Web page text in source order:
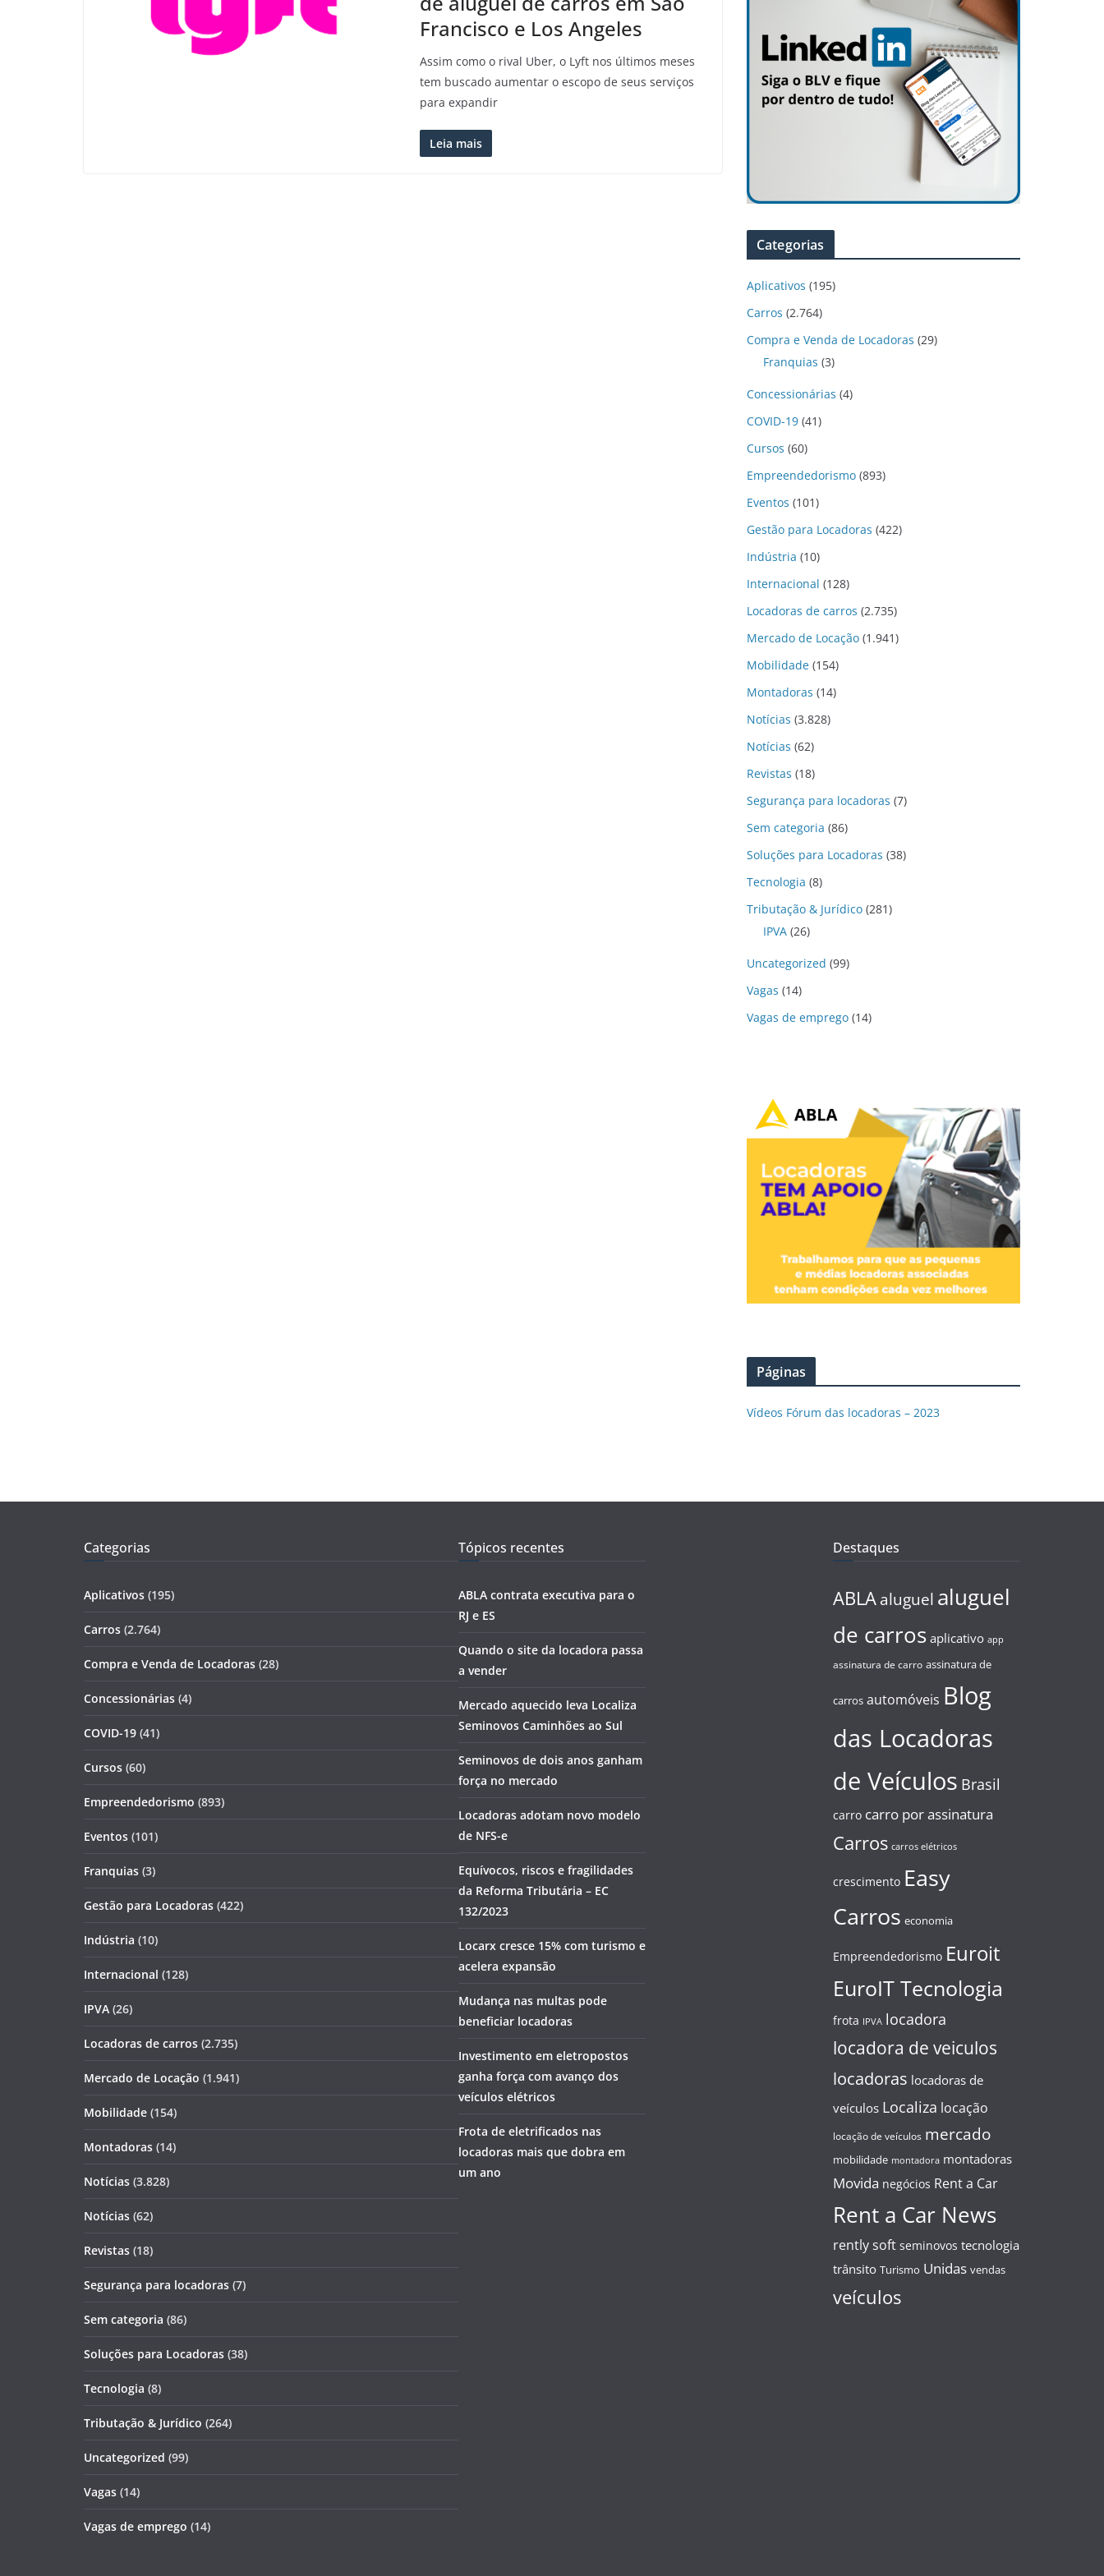
Francisco e Los Angeles
Assim como o rival Uber, o Lyft nos últimos meses
tem buscado aumentar o escopo de seus serviços
para expandir
Leia mais
Categorias
Aplicativos (195)
Carros (2.764)
Compra e Venda de Locadoras (29)
Franquias (3)
Concessionárias (4)
COVID-19 (41)
Cursos (60)
Empreendedorismo (893)
Eventos (101)
Gestão para Locadoras (422)
Indústria (10)
Internacional (128)
Locadoras de carros (2.735)
Mercado de Locação (1.941)
Mobilidade (154)
Montadoras (14)
Notícias (3.828)
Notícias (62)
Revistas (18)
Segurança para locadoras (7)
Sem categoria (86)
Soluções para Locadoras (38)
Tecnologia (8)
Tributação & Jurídico (281)
IPVA (26)
Uncategorized (99)
Vagas (14)
Vagas de emprego (14)
Páginas
Vídeos Fórum das locadoras – 2023
Categorias
Aplicativos (195)
Carros (2.764)
Compra e Venda de Locadoras (28)
Concessionárias (4)
COVID-19 (41)
Cursos (60)
Empreendedorismo (893)
Eventos (101)
Franquias (3)
Gestão para Locadoras (422)
Indústria (10)
Internacional (128)
IPVA (26)
Locadoras de carros (2.735)
Mercado de Locação (1.941)
Mobilidade (154)
Montadoras (14)
Notícias (3.828)
Notícias (62)
Revistas (18)
Segurança para locadoras (7)
Sem categoria (86)
Soluções para Locadoras (38)
Tecnologia (8)
Tributação & Jurídico (264)
Uncategorized (99)
Vagas (14)
Vagas de emprego (14)
Tópicos recentes
ABLA contrata executiva para o
RJ e ES
Quando o site da locadora passa
a vender
Mercado aquecido leva Localiza
Seminovos Caminhões ao Sul
Seminovos de dois anos ganham
força no mercado
Locadoras adotam novo modelo
de NFS-e
Equívocos, riscos e fragilidades
da Reforma Tributária – EC
132/2023
Locarx cresce 15% com turismo e
acelera expansão
Mudança nas multas pode
beneficiar locadoras
Investimento em eletropostos
ganha força com avanço dos
veículos elétricos
Frota de eletrificados nas
locadoras mais que dobra em
um ano
Destaques
ABLA aluguel aluguel
de carros aplicativo app
assinatura de carro assinatura de
carros automóveis Blog
das Locadoras
de Veículos Brasil
carro carro por assinatura
Carros carros elétricos
crescimento Easy
Carros economia
Empreendedorismo Euroit
EuroIT Tecnologia
frota IPVA locadora
locadora de veiculos
locadoras locadoras de
veículos Localiza locação
locação de veículos mercado
mobilidade montadora montadoras
Movida negócios Rent a Car
Rent a Car News
rently soft seminovos tecnologia
trânsito Turismo Unidas vendas
veículos